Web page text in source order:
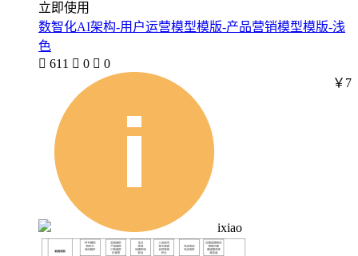
立即使用
数智化AI架构-用户运营模型模版-产品营销模型模版-浅
色
 611  0  0
ixiao
￥7